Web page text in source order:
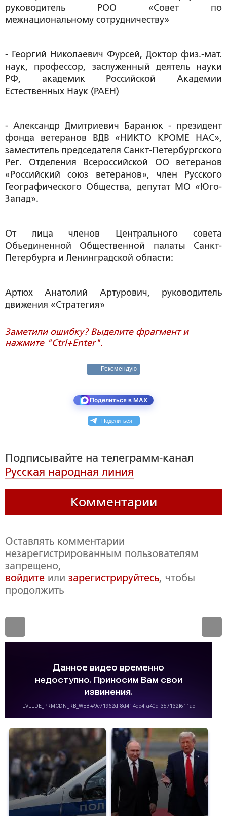
руководитель РОО «Совет по
межнациональному сотрудничеству»
- Георгий Николаевич Фурсей, Доктор физ.-мат.
наук, профессор, заслуженный деятель науки
РФ, академик Российской Академии
Естественных Наук (РАЕН)
- Александр Дмитриевич Баранюк - президент
фонда ветеранов ВДВ «НИКТО КРОМЕ НАС»,
заместитель председателя Санкт-Петербургского
Рег. Отделения Всероссийской ОО ветеранов
«Российский союз ветеранов», член Русского
Географического Общества, депутат МО «Юго-
Запад».
От лица членов Центрального совета
Объединенной Общественной палаты Санкт-
Петербурга и Ленинградской области:
Артюх Анатолий Артурович, руководитель
движения «Стратегия»
Заметили ошибку? Выделите фрагмент и
нажмите "Ctrl+Enter".
Рекомендую
Поделиться в MAX
Поделиться
Подписывайте на телеграмм-канал
Русская народная линия
Комментарии
Оставлять комментарии
незарегистрированным пользователям
запрещено,
войдите или зарегистрируйтесь, чтобы
продолжить